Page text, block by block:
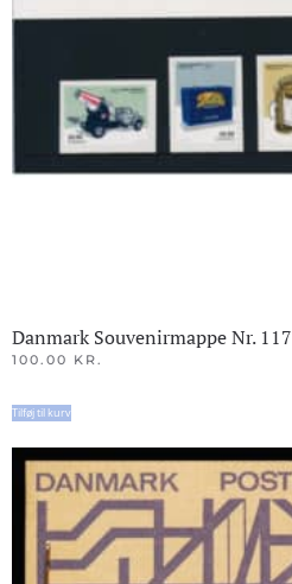
Danmark Souvenirmappe Nr. 117
100.00 KR.
Tilføj til kurv